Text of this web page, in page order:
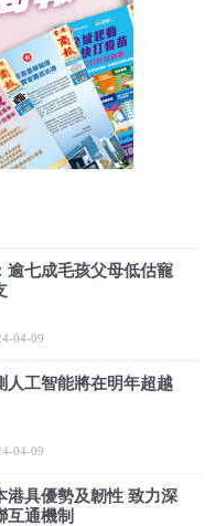
逾七成毛孩父母低估寵
04-09
人工智能將在明年超越
04-09
優勢及韌性 致力深
互通機制